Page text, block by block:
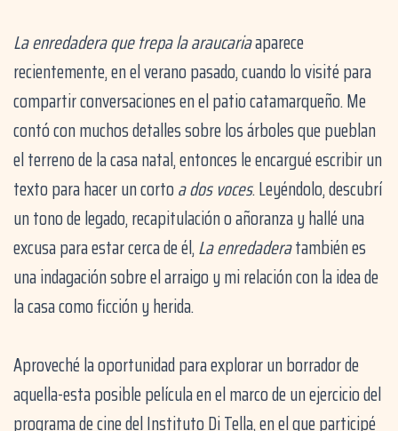
La enredadera que trepa la araucariaaparece
recientemente, en el verano pasado, cuando lo visité para
compartir conversaciones en el patio catamarqueño. Me
contó con muchos detalles sobre los árboles que pueblan
el terreno de la casa natal, entonces le encargué escribir un
texto para hacer un cortoa dos voces. Leyéndolo, descubrí
un tono de legado, recapitulación o añoranza y hallé una
excusa para estar cerca de él,La enredaderatambién es
una indagación sobre el arraigo y mi relación con la idea de
la casa como ficción y herida.
Aproveché la oportunidad para explorar un borrador de
aquella-esta posible película en el marco de un ejercicio del
programa de cine del Instituto Di Tella, en el que participé